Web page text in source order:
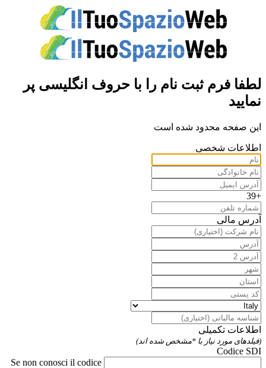
لطفا فرم ثبت نام را با حروف انگلیسی پر
نمایید
این صفحه محدود شده است
اطلاعات شخصی
+39
آدرس مالی
اطلاعات تکمیلی
(فیلدهای مورد نیاز با *مشخص شده اند)
Codice SDI
Se non conosci il codice